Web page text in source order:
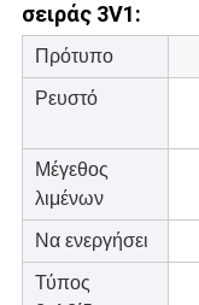
σειράς 3V1:
Πρότυπο
Ρευστό
Μέγεθος
λιμένων
Να ενεργήσει
Τύπος